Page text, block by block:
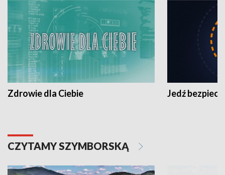
Zdrowie dla Ciebie Jedź
CZYTAMY SZYMBORSKĄ